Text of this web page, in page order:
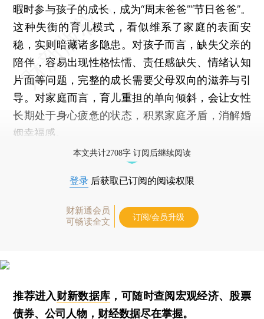
暇时参与孩子的成长，成为“周末爸爸”“节日爸爸”。
这种失衡的育儿模式，看似维系了家庭的表面安
稳，实则暗藏诸多隐患。对孩子而言，缺失父亲的
陪伴，容易出现性格怯懦、责任感缺失、情绪认知
片面等问题，完整的成长需要父母双向的滋养与引
导。对家庭而言，育儿重担的单向倾斜，会让女性
长期处于身心疲惫的状态，积累家庭矛盾，消解婚
姻幸福感。
本文共计2708字 订阅后继续阅读
登录 后获取已订阅的阅读权限
财新通会员
可畅读全文
订阅/会员升级
推荐进入财新数据库 ，可随时查阅宏观经济、股票
债券、公司人物，财经数据尽在掌握。